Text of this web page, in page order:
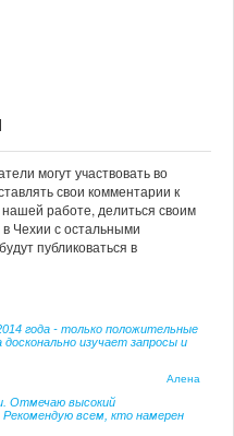
могут участвовать во
свои комментарии к
работе, делиться своим
Чехии с остальными
публиковаться в
года - только положительные
изучает запросы и
Алена
Отмечаю высокий
всем, кто намерен